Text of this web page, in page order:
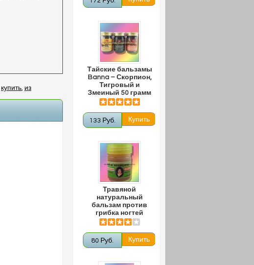
Тайские бальзамы
Banna – Скорпион,
Тигровый и
Змеиный 50 грамм
133 Руб.
Травяной
натуральный
бальзам против
грибка ногтей
80 Руб.
купить, из